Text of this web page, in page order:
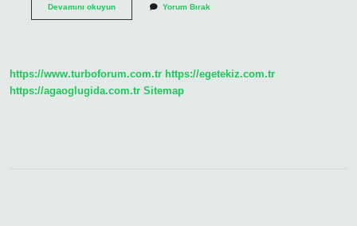
Devamını okuyunİZmit
Yorum Bırak
https://www.turboforum.com.tr https://egetekiz.com.tr
https://agaoglugida.com.tr Sitemap